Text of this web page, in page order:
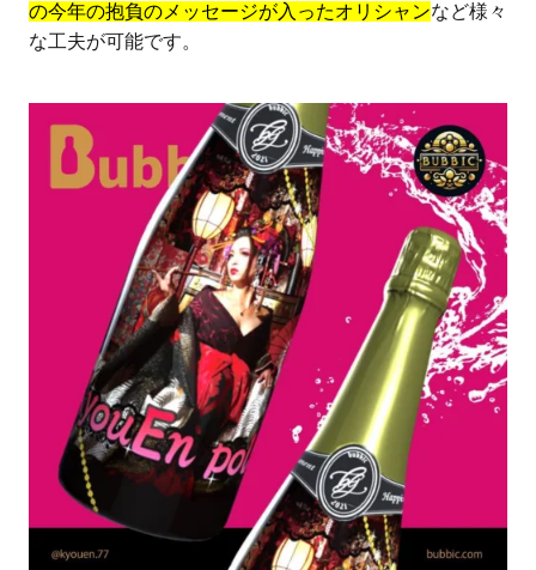
の今年の抱負のメッセージが入ったオリシャンなど様々
な工夫が可能です。